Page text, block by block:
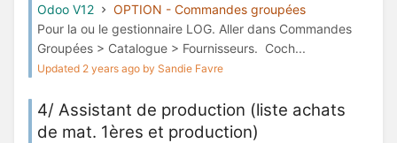
Odoo V12
OPTION - Commandes groupées
Pour la ou le gestionnaire LOG. Aller dans Commandes
Groupées > Catalogue > Fournisseurs. Coch...
Updated 2 years ago by Sandie Favre
4/ Assistant de production (liste achats
de mat. 1ères et production)